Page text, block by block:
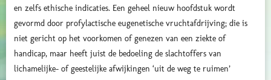
en zelfs ethische indicaties. Een geheel nieuw hoofdstuk wordt
gevormd door profylactische eugenetische vruchtafdrijving; die is
niet gericht op het voorkomen of genezen van een ziekte of
handicap, maar heeft juist de bedoeling de slachtoffers van
lichamelijke- of geestelijke afwijkingen ‘uit de weg te ruimen’